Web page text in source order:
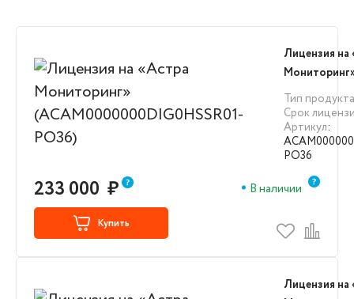
Лицензия на
PO36)
Тип продукта
Срок
Артикул:
PO36
233 000 ₽ В наличии
Купить
Лицензия на